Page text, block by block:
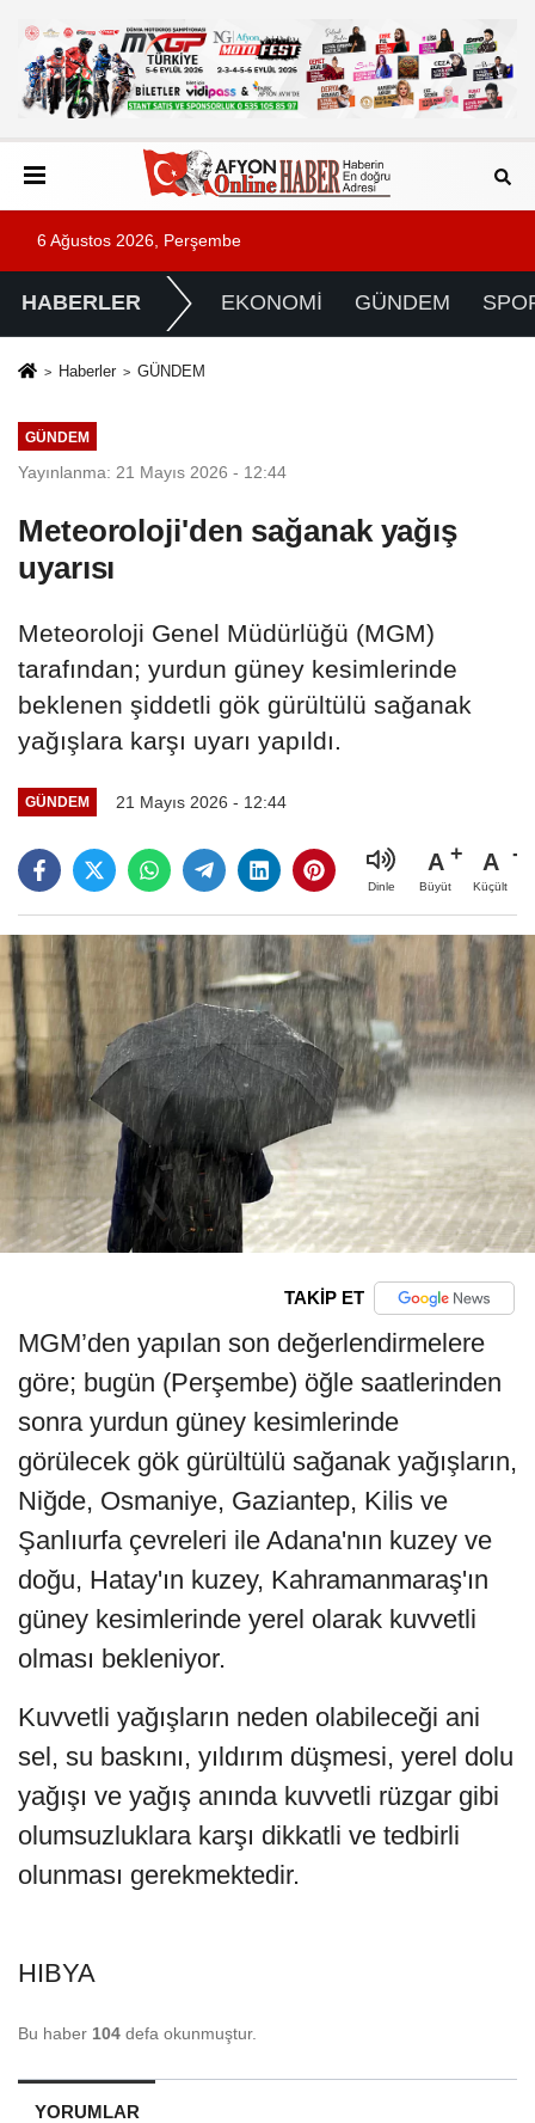
6 Ağustos 2026, Perşembe
HABERLER EKONOMİ GÜNDEM
Haberler GÜNDEM
GÜNDEM
Yayınlanma: 21 Mayıs 2026 - 12:44
Meteoroloji'den sağanak yağış
uyarısı
Meteoroloji Genel Müdürlüğü (MGM)
tarafından; yurdun güney kesimlerinde
beklenen şiddetli gök gürültülü sağanak
yağışlara karşı uyarı yapıldı.
GÜNDEM 21 Mayıs 2026 - 12:44
Dinle
A
Büyüt
A
Küçült
TAKİP ET
MGM’den yapılan son değerlendirmelere
göre; bugün (Perşembe) öğle saatlerinden
sonra yurdun güney kesimlerinde
görülecek gök gürültülü sağanak yağışların,
Niğde, Osmaniye, Gaziantep, Kilis ve
Şanlıurfa çevreleri ile Adana'nın kuzey ve
doğu, Hatay'ın kuzey, Kahramanmaraş'ın
güney kesimlerinde yerel olarak kuvvetli
olması bekleniyor.
Kuvvetli yağışların neden olabileceği ani
sel, su baskını, yıldırım düşmesi, yerel dolu
yağışı ve yağış anında kuvvetli rüzgar gibi
olumsuzluklara karşı dikkatli ve tedbirli
olunması gerekmektedir.
HIBYA
Bu haber 104 defa okunmuştur.
YORUMLAR